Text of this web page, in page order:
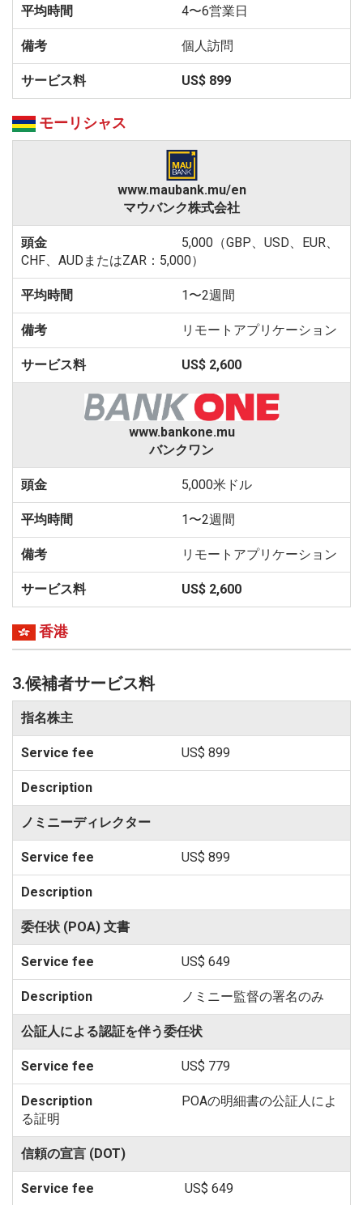
4〜6営業日
個人訪問
US$ 899
モーリシャス
www.maubank.mu/en
マウバンク株式会社
5,000（GBP、USD、EUR、
CHF、AUDまたはZAR：5,000）
1〜2週間
リモートアプリケーション
US$ 2,600
www.bankone.mu
バンクワン
5,000米ドル
1〜2週間
リモートアプリケーション
US$ 2,600
香港
3.候補者サービス料
指名株主
US$ 899
ノミニーディレクター
US$ 899
委任状 (POA) 文書
US$ 649
ノミニー監督の署名のみ
公証人による認証を伴う委任状
US$ 779
POAの明細書の公証人によ
る証明
信頼の宣言 (DOT)
US$ 649